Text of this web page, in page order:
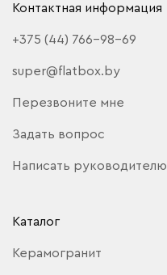
Контактная информация
+375 (44) 766-98-69
super@flatbox.by
Перезвоните мне
Задать вопрос
Написать руководителю
Каталог
Керамогранит